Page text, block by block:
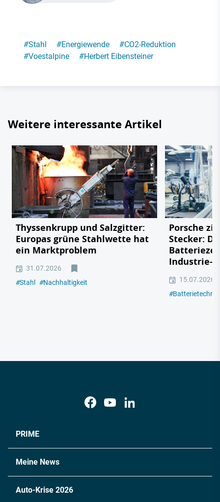
#Stahl #Energiewende #CO2-Reduktion
#Voestalpine #Herbert Eibensteiner
Weitere interessante Artikel
Thyssenkrupp und Salzgitter:
Europas grüne Stahlwette hat
ein Marktproblem
31.07.2026
#Stahl #Nachhaltigkeit
Porsche
Stecker:
Industrie-
15.07.2026
#
PRIME
Meine News
Auto-Krise 2026